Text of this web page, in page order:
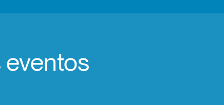
eventos